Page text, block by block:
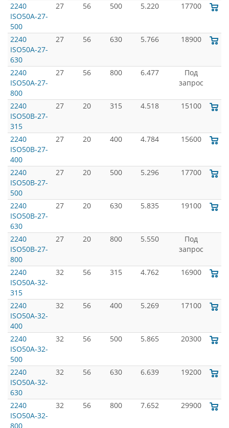
2240
ISO50A-27-
500
27 56 500 5.220 17700
2240
ISO50A-27-
630
27 56 630 5.766 18900
2240
ISO50A-27-
800
27 56 800 6.477
Под
запрос
2240
ISO50B-27-
315
27 20 315 4.518 15100
2240
ISO50B-27-
400
27 20 400 4.784 15600
2240
ISO50B-27-
500
27 20 500 5.296 17700
2240
ISO50B-27-
630
27 20 630 5.835 19100
2240
ISO50B-27-
800
27 20 800 5.550
Под
запрос
2240
ISO50A-32-
315
32 56 315 4.762 16900
2240
ISO50A-32-
400
32 56 400 5.269 17100
2240
ISO50A-32-
500
32 56 500 5.865 20300
2240
ISO50A-32-
630
32 56 630 6.639 19200
2240
ISO50A-32-
800
32 56 800 7.652 29900